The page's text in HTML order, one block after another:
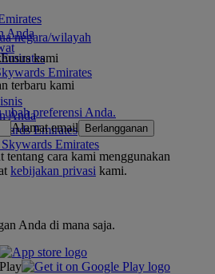
negara/wilayah
Anda
Emirates
Anda
Emirates
Emirates
kami
terbaru kami
ubah preferensi Anda.
Alamat email
Berlangganan
cara kami menggunakan
kebijakan privasi kami.
Anda di mana saja.